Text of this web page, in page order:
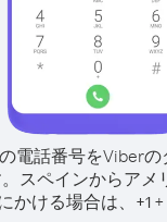
電話番号をViber
スペインからアメ
かける場合は、 +1 +